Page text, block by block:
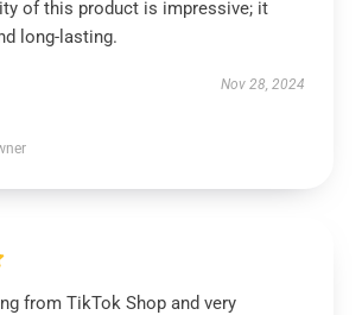
of this product is impressive; it
long-lasting.
Nov 28, 2024
from TikTok Shop and very